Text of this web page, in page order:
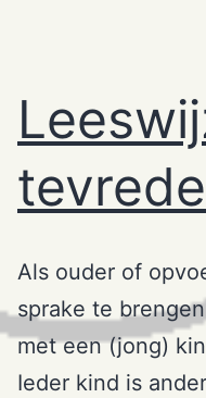
Als ouder of
sprake te
met een (jong)
Ieder kind is